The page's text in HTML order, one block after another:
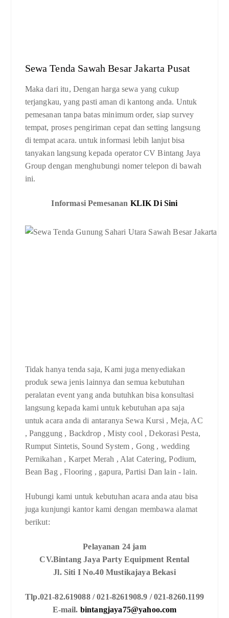
Sewa Tenda Sawah Besar Jakarta Pusat
Maka dari itu, Dengan harga sewa yang cukup
terjangkau, yang pasti aman di kantong anda. Untuk
pemesanan tanpa batas minimum order, siap survey
tempat, proses pengiriman cepat dan setting langsung
di tempat acara. untuk informasi lebih lanjut bisa
tanyakan langsung kepada operator CV Bintang Jaya
Group dengan menghubungi nomer telepon di bawah
ini.
Informasi Pemesanan KLIK Di Sini
Tidak hanya tenda saja, Kami juga menyediakan
produk sewa jenis lainnya dan semua kebutuhan
peralatan event yang anda butuhkan bisa konsultasi
langsung kepada kami untuk kebutuhan apa saja
untuk acara anda di antaranya Sewa Kursi , Meja, AC
, Panggung , Backdrop , Misty cool , Dekorasi Pesta,
Rumput Sintetis, Sound System , Gong , wedding
Pernikahan , Karpet Merah , Alat Catering, Podium,
Bean Bag , Flooring , gapura, Partisi Dan lain - lain.
Hubungi kami untuk kebutuhan acara anda atau bisa
juga kunjungi kantor kami dengan membawa alamat
berikut:
Pelayanan 24 jam
CV.Bintang Jaya Party Equipment Rental
Jl. Siti I No.40 Mustikajaya Bekasi
Tlp.021-82.619088 / 021-8261908.9 / 021-8260.1199
E-mail. bintangjaya75@yahoo.com